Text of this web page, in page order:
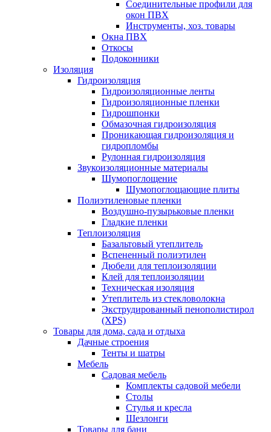
Соединительные профили для
окон ПВХ
Инструменты, хоз. товары
Окна ПВХ
Откосы
Подоконники
Изоляция
Гидроизоляция
Гидроизоляционные ленты
Гидроизоляционные пленки
Гидрошпонки
Обмазочная гидроизоляция
Проникающая гидроизоляция и
гидропломбы
Рулонная гидроизоляция
Звукоизоляционные материалы
Шумопоглощение
Шумопоглощающие плиты
Полиэтиленовые пленки
Воздушно-пузырьковые пленки
Гладкие пленки
Теплоизоляция
Базальтовый утеплитель
Вспененный полиэтилен
Дюбели для теплоизоляции
Клей для теплоизоляции
Техническая изоляция
Утеплитель из стекловолокна
Экструдированный пенополистирол
(XPS)
Товары для дома, сада и отдыха
Дачные строения
Тенты и шатры
Мебель
Садовая мебель
Комплекты садовой мебели
Столы
Стулья и кресла
Шезлонги
Товары для бани